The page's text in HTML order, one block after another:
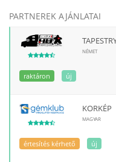
PARTNEREK AJÁNLATAI
NÉMET
raktáron új
KORKÉP
MAGYAR
értesítés kérhető új